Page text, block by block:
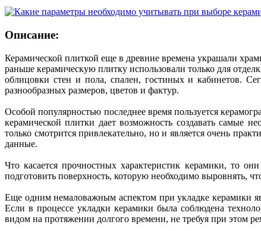
Описание:
Керамической плиткой еще в древние времена украшали
раньше керамическую плитку использовали только для
облицовки стен и пола, спален, гостиных и кабинетов.
разнообразных размеров, цветов и фактур.
Особой популярностью последнее время пользуется
керамической плитки дает возможность создавать самые
только смотрится привлекательно, но и является очень
данные.
Что касается прочностных характеристик керамики, то
подготовить поверхность, которую необходимо выровнять,
Еще одним немаловажным аспектом при укладке керамики
Если в процессе укладки керамики была соблюдена
видом на протяжении долгого времени, не требуя при этом